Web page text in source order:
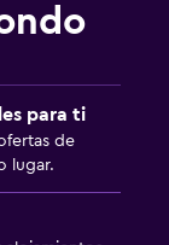
para ti
de
lugar.